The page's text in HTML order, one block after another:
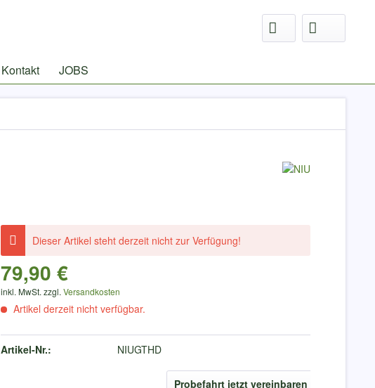
Kontakt JOBS
Dieser Artikel steht derzeit nicht zur Verfügung!
79,90 €
inkl. MwSt. zzgl.Versandkosten
Artikel derzeit nicht verfügbar.
Artikel-Nr.: NIUGTHD
Probefahrt jetzt vereinbaren